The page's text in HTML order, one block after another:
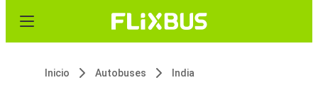
Inicio Autobuses India